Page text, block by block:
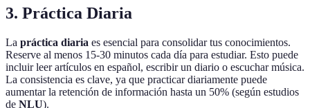
3. Práctica Diaria
La práctica diaria es esencial para consolidar tus conocimientos.
Reserve al menos 15-30 minutos cada día para estudiar. Esto puede
incluir leer artículos en español, escribir un diario o escuchar música.
La consistencia es clave, ya que practicar diariamente puede
aumentar la retención de información hasta un 50% (según estudios
de NLU).